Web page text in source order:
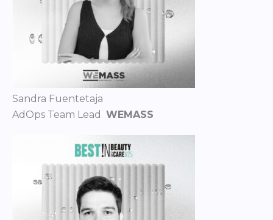
Sandra Fuentetaja
AdOps Team Lead WEMASS